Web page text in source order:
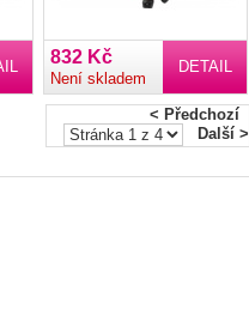
DETAIL
832 Kč
Není skladem
< Předchozí
Další >